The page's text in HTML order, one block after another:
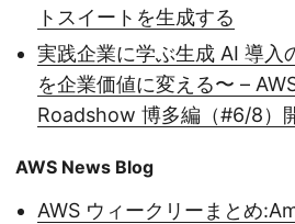
トスイートを生成する
実践企業に学ぶ生成 AI 導入
を企業価値に変える〜 –
Roadshow 博多編（#6/8）
AWS News Blog
AWS ウィークリーまとめ